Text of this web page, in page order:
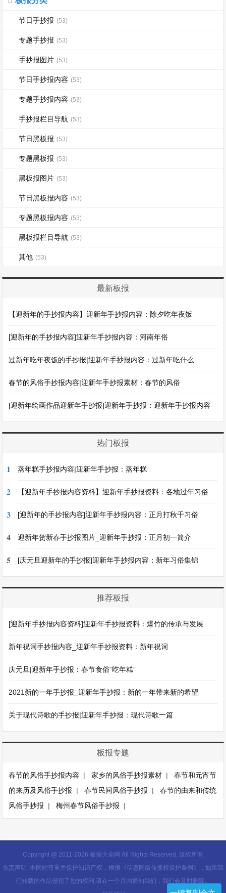
节日手抄报 (53)
专题手抄报 (53)
手抄报图片 (53)
节日手抄报内容 (53)
专题手抄报内容 (53)
手抄报栏目导航 (53)
节日黑板报 (53)
专题黑板报 (53)
黑板报图片 (53)
节日黑板报内容 (53)
专题黑板报内容 (53)
黑板报栏目导航 (53)
其他 (53)
最新板报
【迎新年的手抄报内容】迎新年手抄报内容：除夕吃年夜饭
[迎新年的手抄报内容]迎新年手抄报内容：河南年俗
过新年吃年夜饭的手抄报|迎新年手抄报内容：过新年吃什么
春节的风俗手抄报内容|迎新年手抄报素材：春节的风俗
[迎新年绘画作品迎新年手抄报]迎新年手抄报：迎新年手抄报内容
热门板报
1 蒸年糕手抄报内容|迎新年手抄报：蒸年糕
2 【迎新年手抄报内容资料】迎新年手抄报资料：各地过年习俗
3 [迎新年的手抄报内容]迎新年手抄报内容：正月打秋千习俗
4 迎新年贺新春手抄报图片_迎新年手抄报：正月初一简介
5 [庆元旦迎新年的手抄报]迎新年手抄报内容：新年习俗集锦
推荐板报
[迎新年手抄报内容资料]迎新年手抄报资料：爆竹的传承与发展
新年祝词手抄报内容_迎新年手抄报资料：新年祝词
庆元旦|迎新年手抄报：春节食俗“吃年糕”
2021新的一年手抄报_迎新年手抄报：新的一年带来新的希望
关于现代诗歌的手抄报|迎新年手抄报：现代诗歌一篇
板报专题
春节的风俗手抄报内容 |家乡的风俗手抄报素材 |春节和元宵节
的来历及风俗手抄报 |春节民间风俗手抄报 |春节的由来和传统
风俗手抄报 |梅州春节风俗手抄报 |
Copyright @ 2011-2026 板报大全网 All Rights Reserved. 版权所有
免责声明 :本网站尊重并保护知识产权，根据《信息网络传播权保护条例》，如果我
们转载的作品侵犯了您的权利,请在一个月内通知我们，我们会及时删除。